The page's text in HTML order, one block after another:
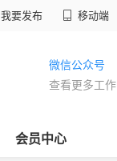
我要发布 移动端
微信公众号
查看更多工作
会员中心